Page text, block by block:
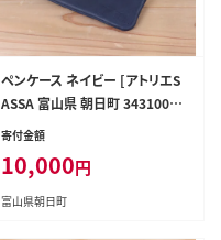
ペンケース ネイビー [アトリエS
ASSA 富山県 朝日町 3431005
6]
寄付金額
10,000円
富山県朝日町